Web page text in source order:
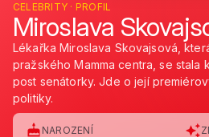
CELEBRITY · PROFIL
Miroslava
Lékařka Miroslava Skovajsová,
pražského Mamma centra, se stala
post senátorky. Jde o její
politiky.
NAROZENÍ